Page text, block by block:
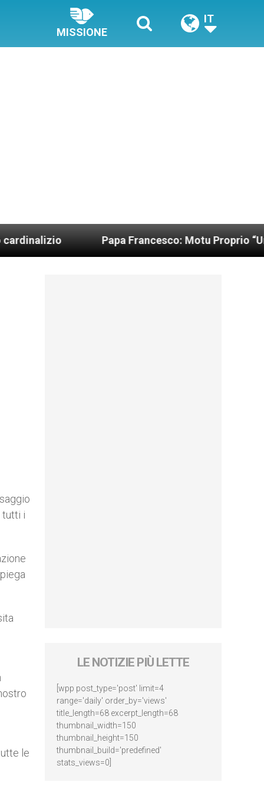
MISSIONE
IT
Papa Francesco: Motu Proprio “Una
tutti i
le
LE NOTIZIE PIÙ LETTE
[wpp post_type='post' limit=4
range='daily' order_by='views'
title_length=68 excerpt_length=68
thumbnail_width=150
thumbnail_height=150
thumbnail_build='predefined'
stats_views=0]